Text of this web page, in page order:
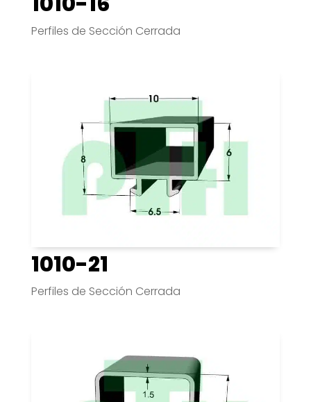
Perfiles de Sección Cerrada
1010-21
Perfiles de Sección Cerrada